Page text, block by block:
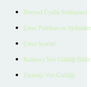
Bireysel Üyelik Sözleşmesi
Çerez Politikası ve
Çerez Ayarları
Kullanıcı Veri Gizliliği
Ziyaretçi Veri Gizliliği